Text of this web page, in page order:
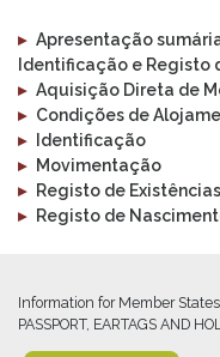
▸ Apresentação
Identificação e Registo
▸ Aquisição Direta de
▸ Condições de
▸
Identificação
▸
Movimentação
▸
Registo de
▸
Registo de
Information for Member States
PASSPORT, EARTAGS AND